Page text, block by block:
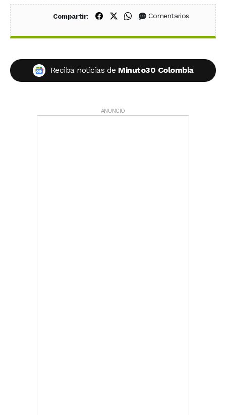
Compartir: Compartir en Facebook
Compartir en X (Twitter)
Compartir en WhatsApp
Comentarios
Reciba noticias de Minuto30 Colombia
ANUNCIO